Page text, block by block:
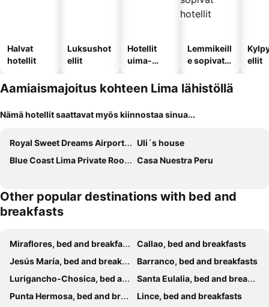
Halvat
hotellit
Luksushot
ellit
Hotellit
uima-
Lemmikeill
e sopivat
ellit
Aamiaismajoitus kohteen Lima lähistöllä
Nämä hotellit saattavat myös kiinnostaa sinua...
Royal Sweet Dreams Airport B&B
Uli´s house
Blue Coast Lima Private Rooms
Casa Nuestra Peru
Other popular destinations with bed and
breakfasts
Miraflores, bed and breakfasts
Callao, bed and breakfasts
Jesús María, bed and breakfasts
Barranco, bed and breakfasts
Lurigancho-Chosica, bed and breakfasts
Santa Eulalia, bed and breakfasts
Punta Hermosa, bed and breakfasts
Lince, bed and breakfasts